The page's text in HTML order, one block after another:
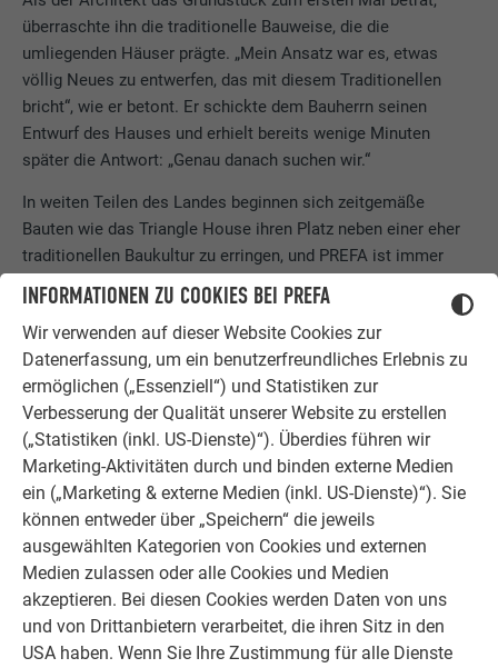
INFORMATIONEN ZU COOKIES BEI PREFA
Wir verwenden auf dieser Website Cookies zur
Datenerfassung, um ein benutzerfreundliches Erlebnis zu
ermöglichen („Essenziell“) und Statistiken zur
Verbesserung der Qualität unserer Website zu erstellen
(„Statistiken (inkl. US-Dienste)“). Überdies führen wir
Marketing-Aktivitäten durch und binden externe Medien
ein („Marketing & externe Medien (inkl. US-Dienste)“). Sie
können entweder über „Speichern“ die jeweils
ausgewählten Kategorien von Cookies und externen
Medien zulassen oder alle Cookies und Medien
akzeptieren. Bei diesen Cookies werden Daten von uns
und von Drittanbietern verarbeitet, die ihren Sitz in den
USA haben. Wenn Sie Ihre Zustimmung für alle Dienste
überraschte ihn die traditionelle Bauweise, die die
umliegenden Häuser prägte. „Mein Ansatz war es, etwas
völlig Neues zu entwerfen, das mit diesem Traditionellen
bricht“, wie er betont. Er schickte dem Bauherrn seinen
Entwurf des Hauses und erhielt bereits wenige Minuten
später die Antwort: „Genau danach suchen wir.“
In weiten Teilen des Landes beginnen sich zeitgemäße
Bauten wie das Triangle House ihren Platz neben einer eher
traditionellen Baukultur zu erringen, und PREFA ist immer
wieder dabei. „Zurzeit kommen die meisten gewerblichen
Anfragen aus bergigen Regionen oder meeresnahen Orten
und betreffen hauptsächlich Sport- und Freizeitanlagen,
während Einzelinvestitionen hauptsächlich in größeren
Städten und in der Nähe von Metropolen stattfinden. Das
verwendete Material unterscheidet sich stark von Region zu
Region: So dominieren im Süden Metalldächer, während im
Norden nach wie vor viel mit Dachziegeln gearbeitet wird. Es
zeigt sich auch der Trend, dass das Material, mit welchem
Dächer traditionell in Polen gedeckt wurden, von Metall
verdrängt wird“, erzählt uns Jarek Żyła.
PREFA IN POLEN